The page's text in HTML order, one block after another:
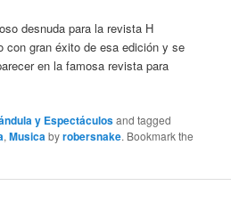
desnuda para la revista H
con gran éxito de esa edición y se
en la famosa revista para
y Espectáculosand tagged
,Musicabyrobersnake. Bookmark the